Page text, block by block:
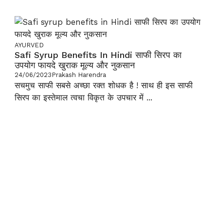
AYURVED
Safi Syrup Benefits In Hindi साफी सिरप का
उपयोग फायदे खुराक मूल्य और नुकसान
24/06/2023Prakash Harendra
सचमुच साफी सबसे अच्छा रक्त शोधक है ! साथ ही इस साफी
सिरप का इस्तेमाल त्वचा विकृत के उपचार में ...